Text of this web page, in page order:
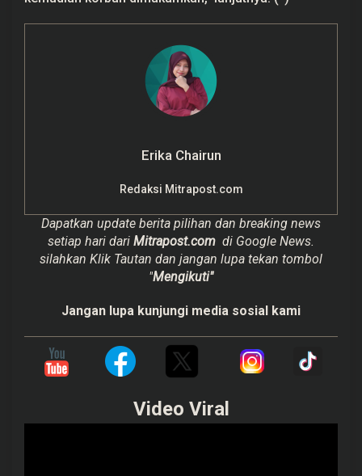
Erika Chairun
Redaksi Mitrapost.com
Dapatkan update berita pilihan dan breaking news
setiap hari dari Mitrapost.com di Google News.
silahkan Klik Tautan dan jangan lupa tekan tombol
"Mengikuti"
Jangan lupa kunjungi media sosial kami
Video Viral